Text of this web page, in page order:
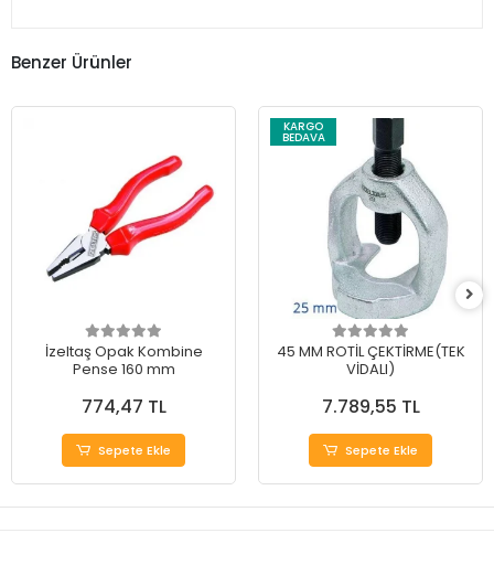
Benzer Ürünler
İzeltaş Opak Kombine
Pense 160 mm
774,47 TL
Sepete Ekle
KARGO
BEDAVA
45 MM ROTİL ÇEKTİRME(TEK
VİDALI)
7.789,55 TL
Sepete Ekle